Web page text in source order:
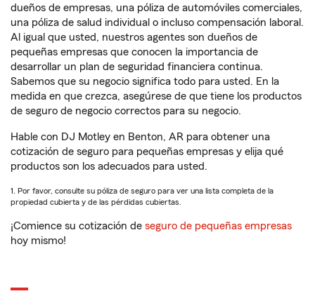
dueños de empresas, una póliza de automóviles comerciales,
una póliza de salud individual o incluso compensación laboral.
Al igual que usted, nuestros agentes son dueños de
pequeñas empresas que conocen la importancia de
desarrollar un plan de seguridad financiera continua.
Sabemos que su negocio significa todo para usted. En la
medida en que crezca, asegúrese de que tiene los productos
de seguro de negocio correctos para su negocio.
Hable con DJ Motley en Benton, AR para obtener una
cotización de seguro para pequeñas empresas y elija qué
productos son los adecuados para usted.
1. Por favor, consulte su póliza de seguro para ver una lista completa de la
propiedad cubierta y de las pérdidas cubiertas.
¡Comience su cotización de seguro de pequeñas empresas
hoy mismo!